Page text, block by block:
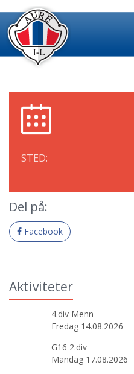
STED:
Del på:
Facebook
Aktiviteter
4.div Menn
Fredag 14.08.2026
G16 2.div
Mandag 17.08.2026